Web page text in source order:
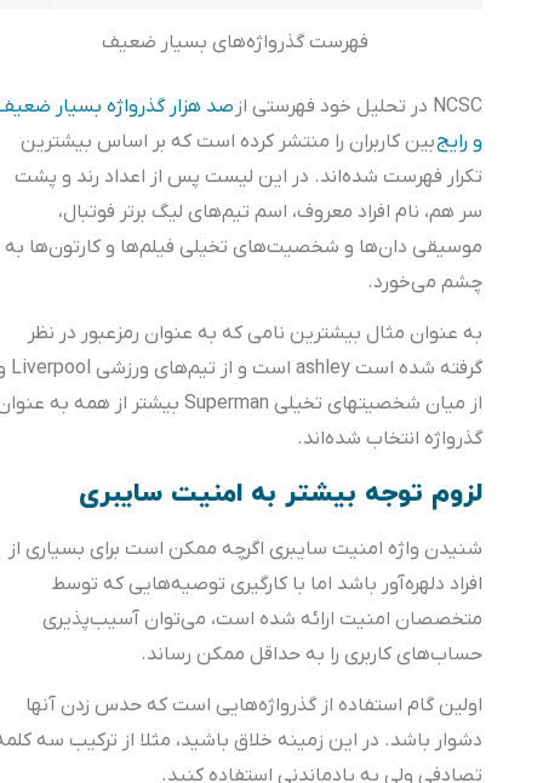
فهرست گذرواژه‌های بسیار ضعیف
NCSC در تحلیل خود فهرستی از
صد هزار گذرواژه بسیار ضعیف
و رایج بین کاربران را منتشر کرده است که بر اساس بیشترین
تکرار فهرست شده‌اند. در این لیست پس از اعداد رند و پشت
سر هم، نام افراد معروف، اسم تیم‌های لیگ برتر فوتبال،
موسیقی دان‌ها و شخصیت‌های تخیلی فیلم‌ها و کارتون‌ها به
چشم می‌خورد.
به عنوان مثال بیشترین نامی که به عنوان رمزعبور در نظر
گرفته شده است ashley است و از تیم‌های ورزشی Liverpool و
از میان شخصیتهای تخیلی Superman بیشتر از همه به عنوان
گذرواژه انتخاب شده‌اند.
لزوم توجه بیشتر به امنیت سایبری
شنیدن واژه امنیت سایبری اگرچه ممکن است برای بسیاری از
افراد دلهره‌آور باشد اما با کارگیری توصیه‌هایی که توسط
متخصصان امنیت ارائه شده است، می‌توان آسیب‌پذیری
حساب‌های کاربری را به حداقل ممکن رساند.
اولین گام استفاده از گذرواژه‌هایی است که حدس زدن آنها
دشوار باشد. در این زمینه خلاق باشید، مثلا از ترکیب سه کلمه
تصادفی ولی به یادماندنی استفاده کنید.